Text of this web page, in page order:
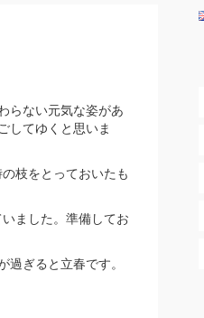
らない元気な姿があ
してゆくと思いま
枝をとっておいたも
ました。準備してお
ぎると立春です。